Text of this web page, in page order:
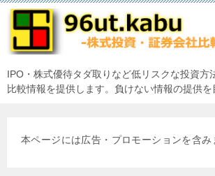
IPO・株式優待タダ取りなど低リスクな投資方
比較情報を提供します。負けない情報の提供を
本ページには広告・プロモーションを含み